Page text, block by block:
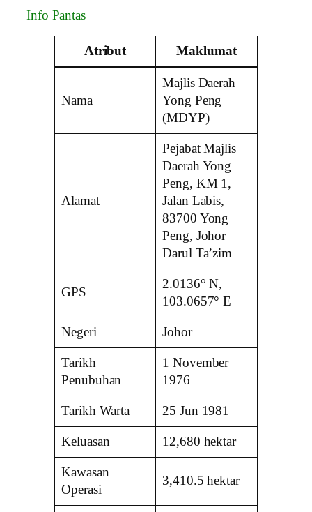
Info Pantas
Atribut Maklumat
Nama
Majlis Daerah
Yong Peng
(MDYP)
Alamat
Pejabat Majlis
Daerah Yong
Peng, KM 1,
Jalan Labis,
83700 Yong
Peng, Johor
Darul Ta’zim
GPS
2.0136° N,
103.0657° E
Negeri Johor
Tarikh
Penubuhan
1 November
1976
Tarikh Warta 25 Jun 1981
Keluasan 12,680 hektar
Kawasan
Operasi
3,410.5 hektar